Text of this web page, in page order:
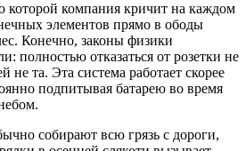
которой компания кричит на каждом
элементов прямо в ободы
Конечно, законы физики
полностью отказаться от розетки не
не та. Эта система работает скорее
подпитывая батарею во время
собирают всю грязь с дороги,